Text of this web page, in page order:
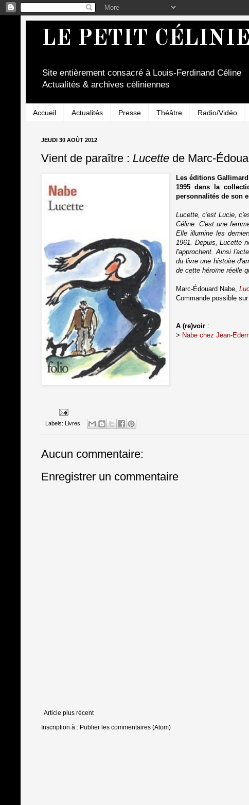
LE PETIT
Site entièrement consacré à Louis-Ferdinand Céline
Actualités & archives céliniennes
Accueil Actualités Presse Théâtre Radio/Vidéo
JEUDI 30 AOÛT 2012
Vient de paraître : Lucette de Marc-
Les éditions
1995 dans la
personnalités de son
Lucette, c'est Lucie,
Céline. C'est une
Elle illumine les
1961. Depuis, Lucette
l'approchent. Ainsi
du livre une histoire
de cette héroïne réelle
Marc-Édouard Nabe,
Commande possible
A (re)voir :
> Nabe chez Jean-
Labels: Livres
Aucun commentaire:
Enregistrer un commentaire
Article plus récent
Inscription à : Publier les commentaires (Atom)